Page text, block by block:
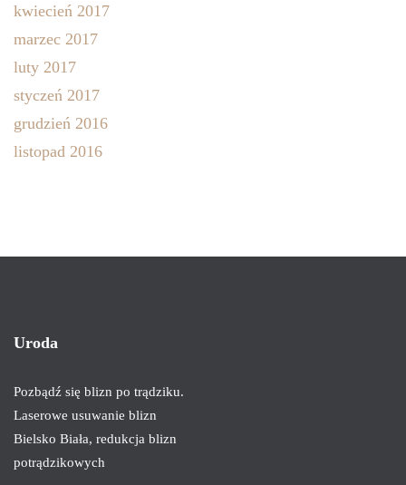
kwiecień 2017
marzec 2017
luty 2017
styczeń 2017
grudzień 2016
listopad 2016
Uroda
Pozbądź się blizn po trądziku.
Laserowe usuwanie blizn
Bielsko Biała, redukcja blizn
potrądzikowych